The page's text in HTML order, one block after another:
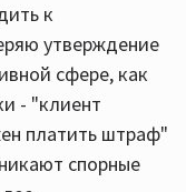
к
утверждение
сфере, как
- "клиент
платить штраф"
спорные